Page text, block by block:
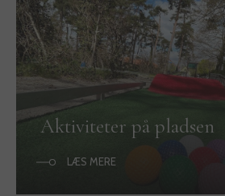
Aktiviteter på pladsen
LÆS MERE